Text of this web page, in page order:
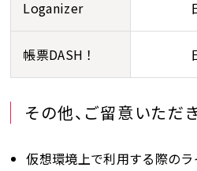
Loganizer
帳票DASH！
その他、ご留意いただ
仮想環境上で利用する際の